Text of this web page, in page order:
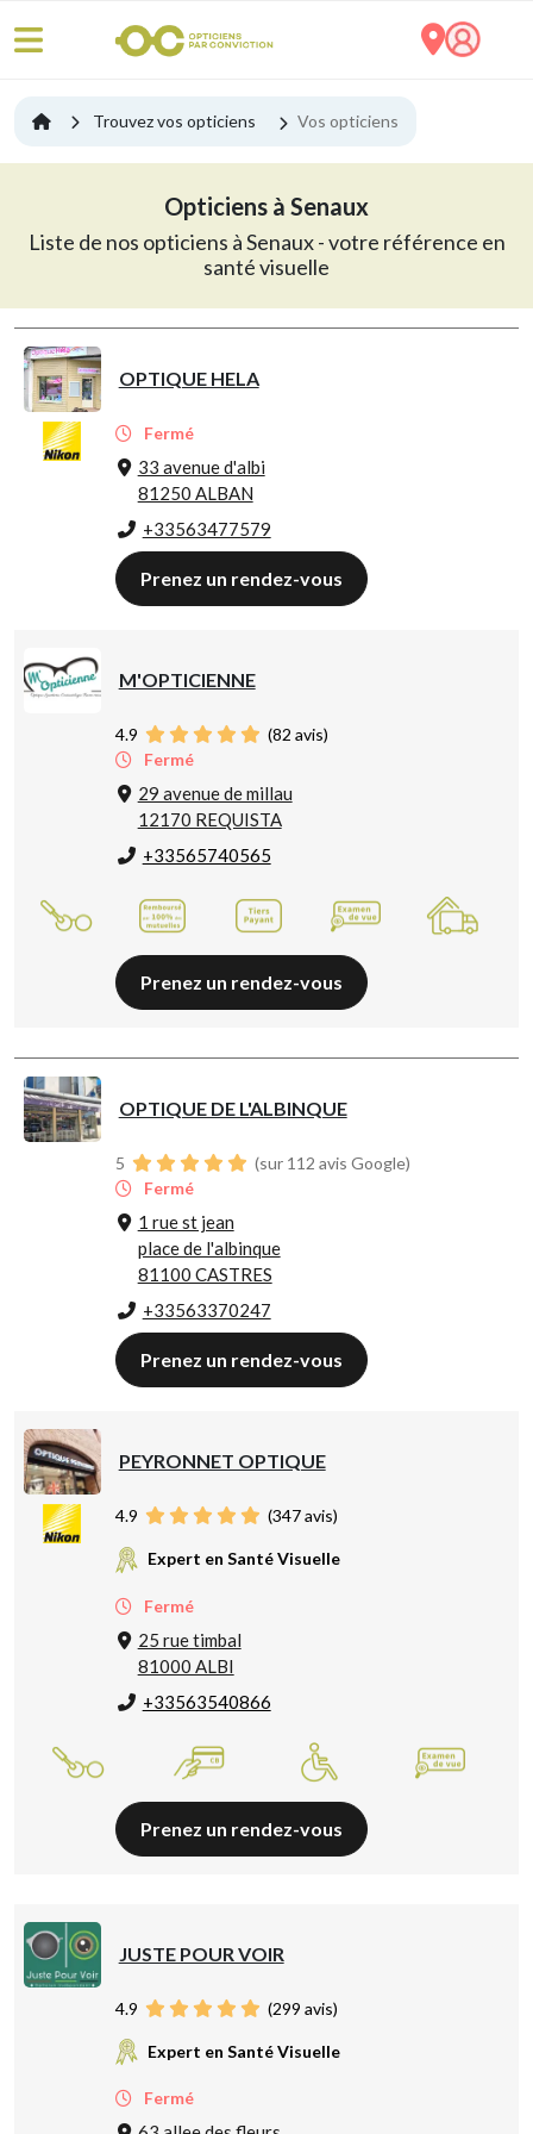
Trouvez vos opticiens Vos opticiens
Opticiens à Senaux
Liste de nos opticiens à Senaux - votre référence en
santé visuelle
OPTIQUE HELA
Fermé
33 avenue d'albi
81250 ALBAN
+33563477579
Prenez un rendez-vous
M'OPTICIENNE
4.9 (82 avis)
Fermé
29 avenue de millau
12170 REQUISTA
+33565740565
Prenez un rendez-vous
OPTIQUE DE L'ALBINQUE
5
(sur 112 avis Google)
Fermé
1 rue st jean
place de l'albinque
81100 CASTRES
+33563370247
Prenez un rendez-vous
PEYRONNET OPTIQUE
4.9 (347avis)
Expert en Santé Visuelle
Fermé
25 rue timbal
81000 ALBI
+33563540866
Prenez un rendez-vous
JUSTE POUR VOIR
4.9 (299 avis)
Expert en Santé Visuelle
Fermé